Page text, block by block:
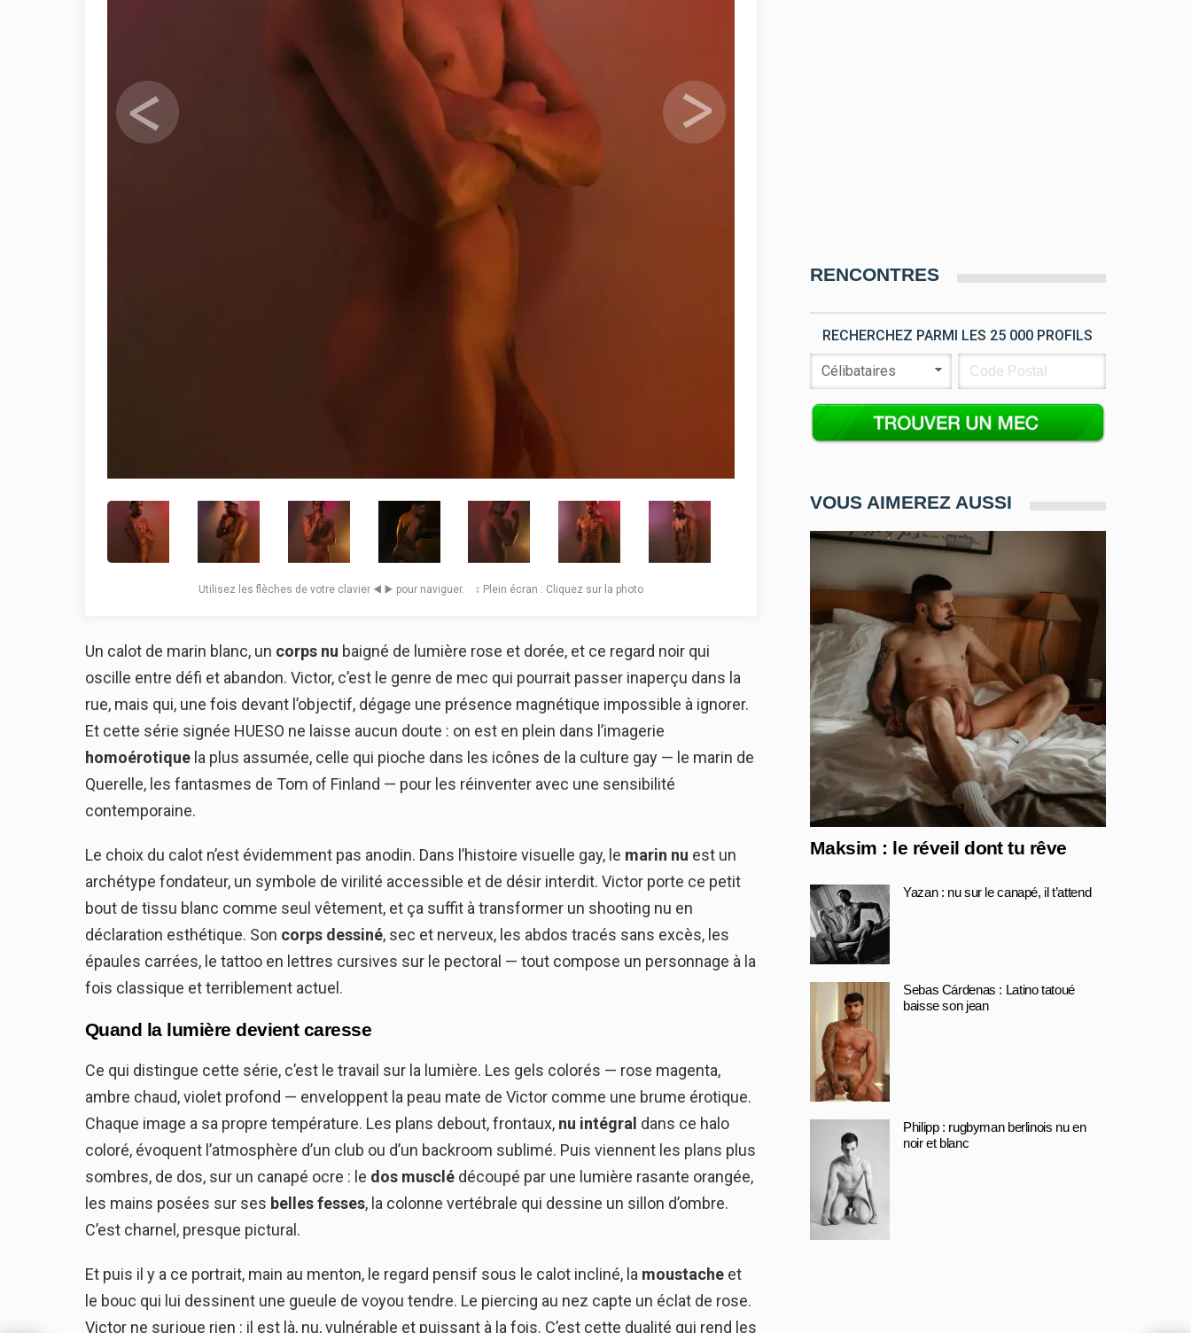
Utilisez les flèches de votre clavier ◀️ ▶️ pour naviguer. ↕️ Plein écran : Cliquez sur la photo
Un calot de marin blanc, un corps nu baigné de lumière rose et dorée, et ce regard noir qui
oscille entre défi et abandon. Victor, c’est le genre de mec qui pourrait passer inaperçu dans la
rue, mais qui, une fois devant l’objectif, dégage une présence magnétique impossible à ignorer.
Et cette série signée HUESO ne laisse aucun doute : on est en plein dans l’imagerie
homoérotique la plus assumée, celle qui pioche dans les icônes de la culture gay — le marin de
Querelle, les fantasmes de Tom of Finland — pour les réinventer avec une sensibilité
contemporaine.
Le choix du calot n’est évidemment pas anodin. Dans l’histoire visuelle gay, le marin nu est un
archétype fondateur, un symbole de virilité accessible et de désir interdit. Victor porte ce petit
bout de tissu blanc comme seul vêtement, et ça suffit à transformer un shooting nu en
déclaration esthétique. Son corps dessiné, sec et nerveux, les abdos tracés sans excès, les
épaules carrées, le tattoo en lettres cursives sur le pectoral — tout compose un personnage à la
fois classique et terriblement actuel.
Quand la lumière devient caresse
Ce qui distingue cette série, c’est le travail sur la lumière. Les gels colorés — rose magenta,
ambre chaud, violet profond — enveloppent la peau mate de Victor comme une brume érotique.
Chaque image a sa propre température. Les plans debout, frontaux, nu intégral dans ce halo
coloré, évoquent l’atmosphère d’un club ou d’un backroom sublimé. Puis viennent les plans plus
sombres, de dos, sur un canapé ocre : le dos musclé découpé par une lumière rasante orangée,
les mains posées sur ses belles fesses, la colonne vertébrale qui dessine un sillon d’ombre.
C’est charnel, presque pictural.
Et puis il y a ce portrait, main au menton, le regard pensif sous le calot incliné, la moustache et
le bouc qui lui dessinent une gueule de voyou tendre. Le piercing au nez capte un éclat de rose.
Victor ne surjoue rien : il est là, nu, vulnérable et puissant à la fois. C’est cette dualité qui rend les
RENCONTRES
RECHERCHEZ PARMI LES 25 000 PROFILS
VOUS AIMEREZ AUSSI
Maksim : le réveil dont tu rêve
Yazan : nu sur le canapé, il t’attend
Sebas Cárdenas : Latino tatoué
baisse son jean
Philipp : rugbyman berlinois nu en
noir et blanc